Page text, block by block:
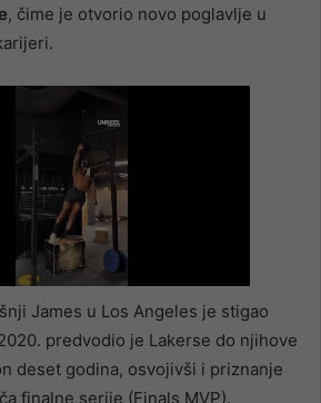
, čime je otvorio novo poglavlje u
James u Los Angeles je stigao
predvodio je Lakerse do njihove
deset godina, osvojivši i priznanje
finalne serije (Finals MVP).